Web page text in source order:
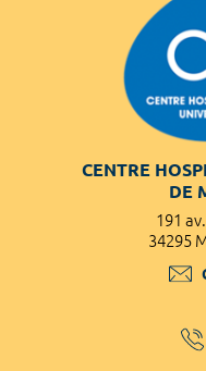
CENTRE
DE
191
34295